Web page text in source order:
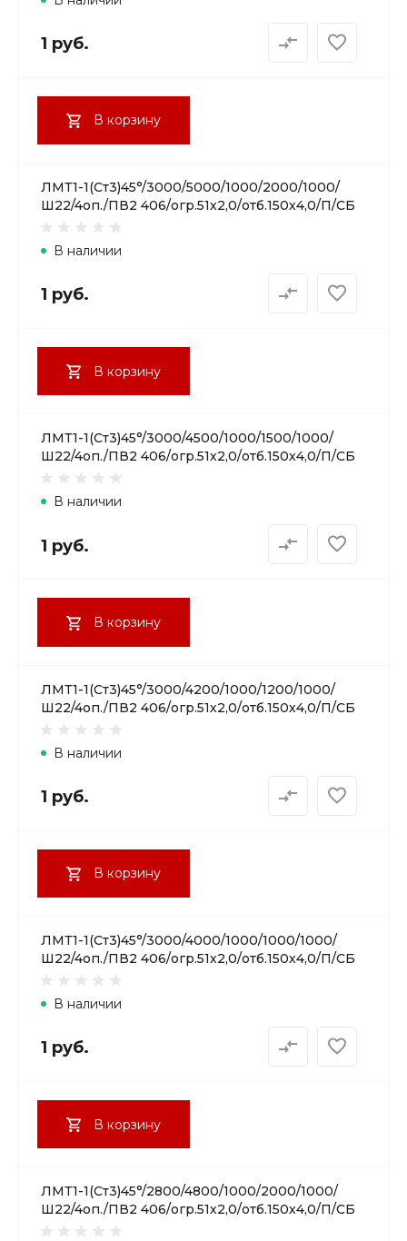
1 руб.
В корзину
ЛМТ1-1(Ст3)45°/3000/5000/1000/2000/1000/
Ш22/4оп./ПВ2 406/огр.51х2,0/отб.150х4,0/П/СБ
В наличии
1 руб.
В корзину
ЛМТ1-1(Ст3)45°/3000/4500/1000/1500/1000/
Ш22/4оп./ПВ2 406/огр.51х2,0/отб.150х4,0/П/СБ
В наличии
1 руб.
В корзину
ЛМТ1-1(Ст3)45°/3000/4200/1000/1200/1000/
Ш22/4оп./ПВ2 406/огр.51х2,0/отб.150х4,0/П/СБ
В наличии
1 руб.
В корзину
ЛМТ1-1(Ст3)45°/3000/4000/1000/1000/1000/
Ш22/4оп./ПВ2 406/огр.51х2,0/отб.150х4,0/П/СБ
В наличии
1 руб.
В корзину
ЛМТ1-1(Ст3)45°/2800/4800/1000/2000/1000/
Ш22/4оп./ПВ2 406/огр.51х2,0/отб.150х4,0/П/СБ